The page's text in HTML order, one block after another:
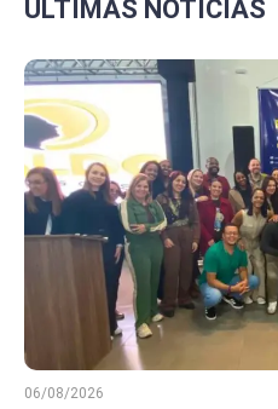
ÚLTIMAS NOTÍCIAS
06/08/2026